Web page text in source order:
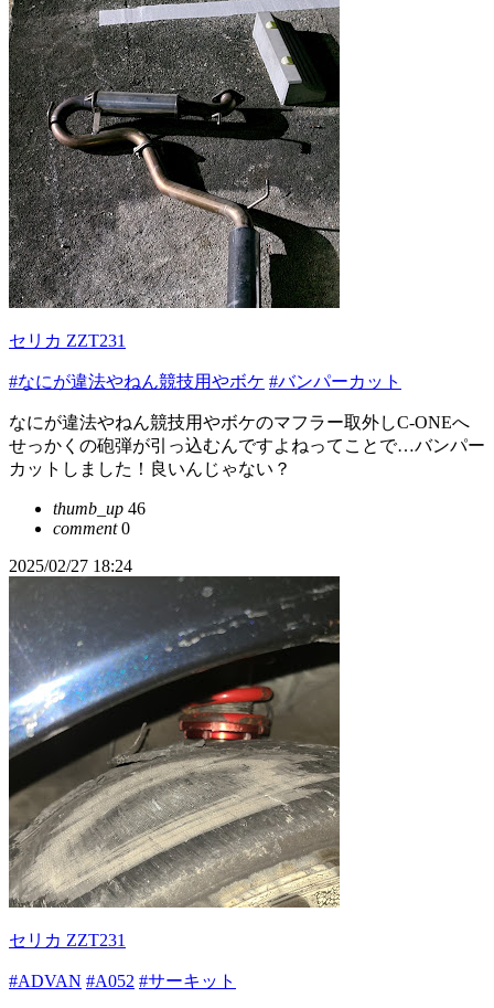
セリカ ZZT231
#なにが違法やねん競技用やボケ #バンパーカット
なにが違法やねん競技用やボケのマフラー取外しC-ONEへ
せっかくの砲弾が引っ込むんですよねってことで…バンパー
カットしました！良いんじゃない？
thumb_up 46
comment0
2025/02/27 18:24
セリカ ZZT231
#ADVAN #A052 #サーキット